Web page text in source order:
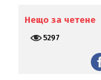
Нещо за четене
5297